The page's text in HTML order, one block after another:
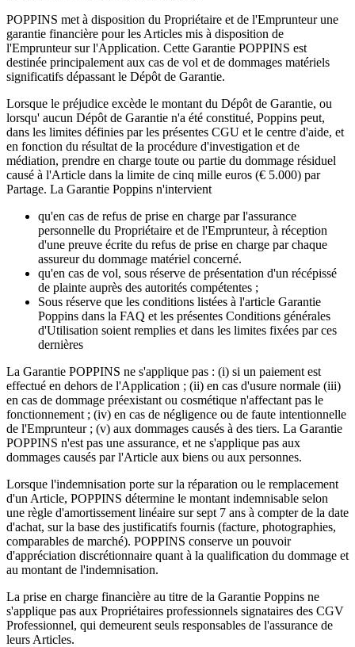
POPPINS met à disposition du Propriétaire et de l'Emprunteur une
garantie financière pour les Articles mis à disposition de
l'Emprunteur sur l'Application. Cette Garantie POPPINS est
destinée principalement aux cas de vol et de dommages matériels
significatifs dépassant le Dépôt de Garantie.
Lorsque le préjudice excède le montant du Dépôt de Garantie, ou
lorsqu' aucun Dépôt de Garantie n'a été constitué, Poppins peut,
dans les limites définies par les présentes CGU et le centre d'aide, et
en fonction du résultat de la procédure d'investigation et de
médiation, prendre en charge toute ou partie du dommage résiduel
causé à l'Article dans la limite de cinq mille euros (€ 5.000) par
Partage. La Garantie Poppins n'intervient
qu'en cas de refus de prise en charge par l'assurance
personnelle du Propriétaire et de l'Emprunteur, à réception
d'une preuve écrite du refus de prise en charge par chaque
assureur du dommage matériel concerné.
qu'en cas de vol, sous réserve de présentation d'un récépissé
de plainte auprès des autorités compétentes ;
Sous réserve que les conditions listées à l'article Garantie
Poppins dans la FAQ et les présentes Conditions générales
d'Utilisation soient remplies et dans les limites fixées par ces
dernières
La Garantie POPPINS ne s'applique pas : (i) si un paiement est
effectué en dehors de l'Application ; (ii) en cas d'usure normale (iii)
en cas de dommage préexistant ou cosmétique n'affectant pas le
fonctionnement ; (iv) en cas de négligence ou de faute intentionnelle
de l'Emprunteur ; (v) aux dommages causés à des tiers. La Garantie
POPPINS n'est pas une assurance, et ne s'applique pas aux
dommages causés par l'Article aux biens ou aux personnes.
Lorsque l'indemnisation porte sur la réparation ou le remplacement
d'un Article, POPPINS détermine le montant indemnisable selon
une règle d'amortissement linéaire sur sept 7 ans à compter de la date
d'achat, sur la base des justificatifs fournis (facture, photographies,
comparables de marché). POPPINS conserve un pouvoir
d'appréciation discrétionnaire quant à la qualification du dommage et
au montant de l'indemnisation.
La prise en charge financière au titre de la Garantie Poppins ne
s'applique pas aux Propriétaires professionnels signataires des CGV
Professionnel, qui demeurent seuls responsables de l'assurance de
leurs Articles.